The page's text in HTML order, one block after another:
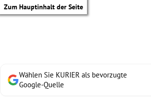
Zum Hauptinhalt der Seite
Wählen Sie KURIER als bevorzugte
Google-Quelle